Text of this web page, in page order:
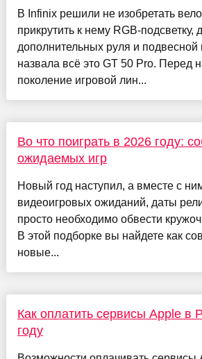
В Infinix решили не изобретать
прикрутить к нему RGB-подсветку,
дополнительных руля и
назвала всё это GT 50 Pro. Перед
поколение игровой лин...
Во что поиграть в 2026 году:
ожидаемых игр
Новый год наступил, а вместе с
видеоигровых ожиданий, даты
просто необходимо обвести
В этой подборке вы найдете как
новые...
Как оплатить сервисы Apple в
году